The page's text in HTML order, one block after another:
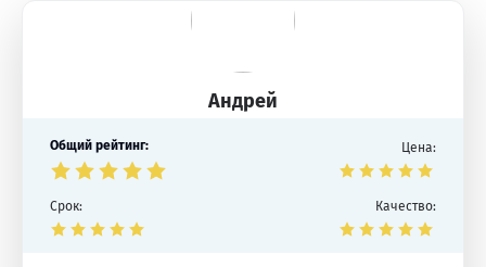
Андрей
Общий рейтинг: Цена:
Срок: Качество: